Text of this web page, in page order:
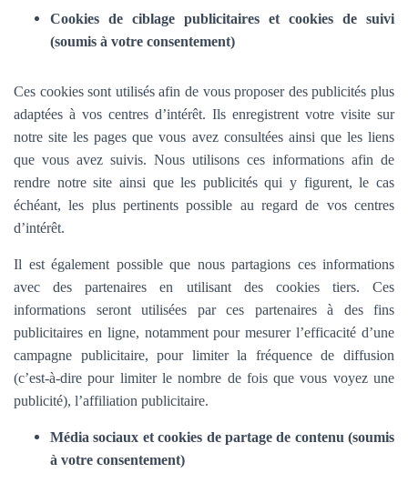
Cookies de ciblage publicitaires et cookies de suivi
(soumis à votre consentement)
Ces cookies sont utilisés afin de vous proposer des publicités plus
adaptées à vos centres d’intérêt. Ils enregistrent votre visite sur
notre site les pages que vous avez consultées ainsi que les liens
que vous avez suivis. Nous utilisons ces informations afin de
rendre notre site ainsi que les publicités qui y figurent, le cas
échéant, les plus pertinents possible au regard de vos centres
d’intérêt.
Il est également possible que nous partagions ces informations
avec des partenaires en utilisant des cookies tiers. Ces
informations seront utilisées par ces partenaires à des fins
publicitaires en ligne, notamment pour mesurer l’efficacité d’une
campagne publicitaire, pour limiter la fréquence de diffusion
(c’est-à-dire pour limiter le nombre de fois que vous voyez une
publicité), l’affiliation publicitaire.
Média sociaux et cookies de partage de contenu (soumis
à votre consentement)